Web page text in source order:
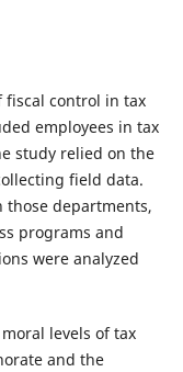
fiscal control in tax
employees in tax
study relied on the
field data.
those departments,
programs and
were analyzed
levels of tax
and the